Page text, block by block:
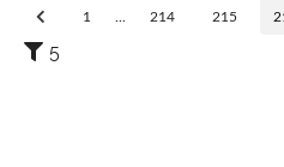
1 214 215
5